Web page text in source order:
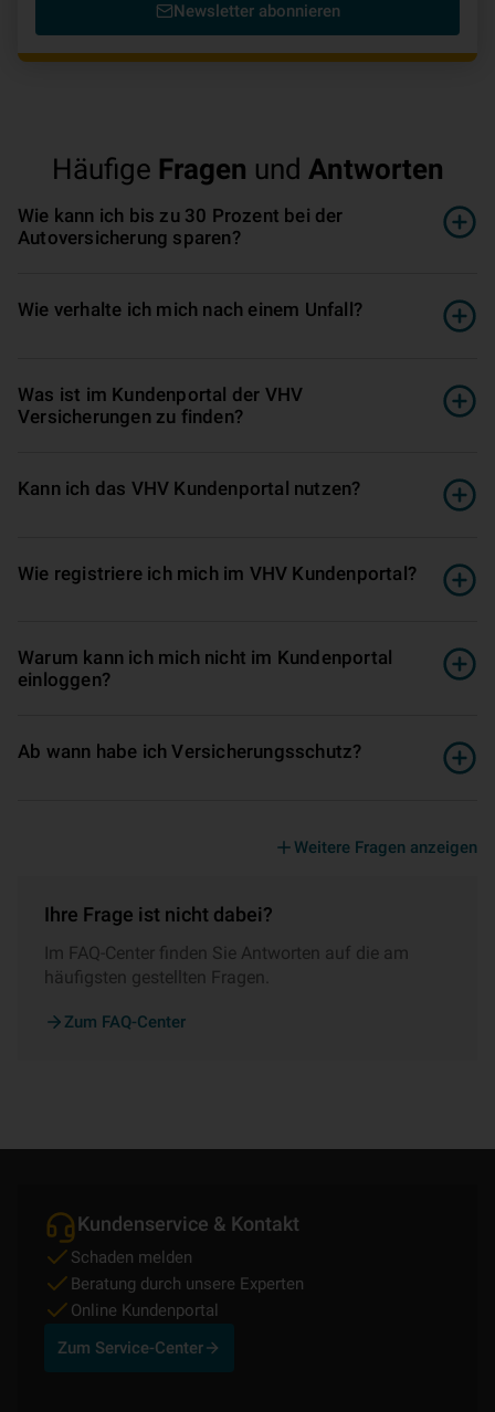
Newsletter abonnieren
Häufige Fragen und Antworten
Wie kann ich bis zu 30 Prozent bei der
Autoversicherung sparen?
Wie verhalte ich mich nach einem Unfall?
Was ist im Kundenportal der VHV
Versicherungen zu finden?
Kann ich das VHV Kundenportal nutzen?
Wie registriere ich mich im VHV Kundenportal?
Warum kann ich mich nicht im Kundenportal
einloggen?
Ab wann habe ich Versicherungsschutz?
Weitere Fragen anzeigen
Ihre Frage ist nicht dabei?
Im FAQ-Center finden Sie Antworten auf die am
häufigsten gestellten Fragen.
Zum FAQ-Center
Kundenservice & Kontakt
Schaden melden
Beratung durch unsere Experten
Online Kundenportal
Zum Service-Center